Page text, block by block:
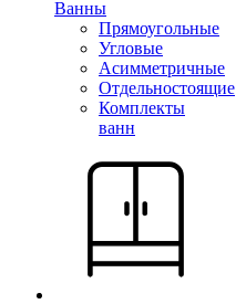
Ванны
Прямоугольные
Угловые
Асимметричные
Отдельностоящие
Комплекты
ванн